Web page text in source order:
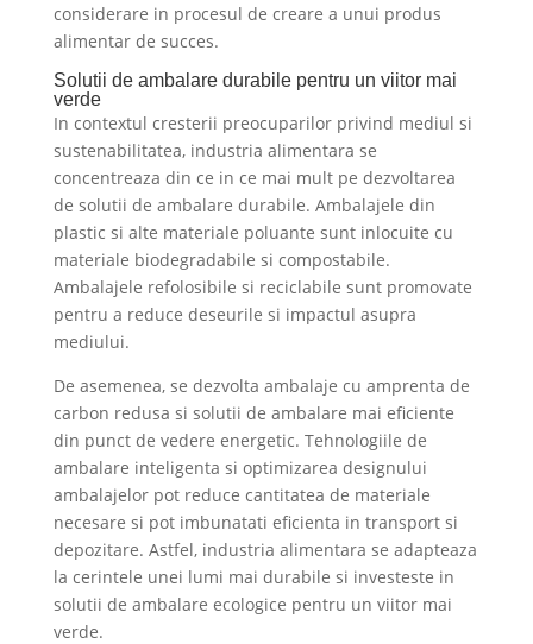
considerare in procesul de creare a unui produs
alimentar de succes.
Solutii de ambalare durabile pentru un viitor mai
verde
In contextul cresterii preocuparilor privind mediul si
sustenabilitatea, industria alimentara se
concentreaza din ce in ce mai mult pe dezvoltarea
de solutii de ambalare durabile. Ambalajele din
plastic si alte materiale poluante sunt inlocuite cu
materiale biodegradabile si compostabile.
Ambalajele refolosibile si reciclabile sunt promovate
pentru a reduce deseurile si impactul asupra
mediului.
De asemenea, se dezvolta ambalaje cu amprenta de
carbon redusa si solutii de ambalare mai eficiente
din punct de vedere energetic. Tehnologiile de
ambalare inteligenta si optimizarea designului
ambalajelor pot reduce cantitatea de materiale
necesare si pot imbunatati eficienta in transport si
depozitare. Astfel, industria alimentara se adapteaza
la cerintele unei lumi mai durabile si investeste in
solutii de ambalare ecologice pentru un viitor mai
verde.